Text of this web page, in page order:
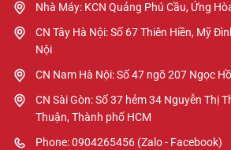
Nhà Máy: KCN Quảng Phú Cầu, Ứng
CN Tây Hà Nội: Số 67 Thiên Hiền, Mỹ
Nội
CN Nam Hà Nội: Số 47 ngõ 207 Ngọc
CN Sài Gòn: Số 37 hẻm 34 Nguyễn Thị
Thuận, Thành phố HCM
Phone: 0904265456 (Zalo - Facebook)